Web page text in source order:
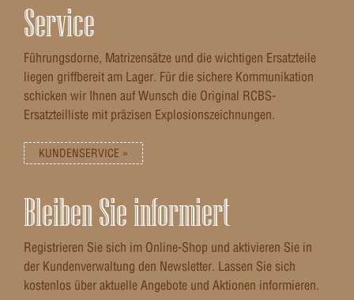
Service
Führungsdorne, Matrizensätze und die wichtigen Ersatzteile
liegen griffbereit am Lager. Für die sichere Kommunikation
schicken wir Ihnen auf Wunsch die Original RCBS-
Ersatzteilliste mit präzisen Explosionszeichnungen.
KUNDENSERVICE »
Bleiben Sie informiert
Registrieren Sie sich im Online-Shop und aktivieren Sie in
der Kundenverwaltung den Newsletter. Lassen Sie sich
kostenlos über aktuelle Angebote und Aktionen informieren.